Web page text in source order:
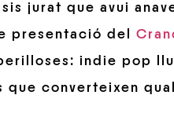
jurat que avui
presentació del
indie pop
converteixen